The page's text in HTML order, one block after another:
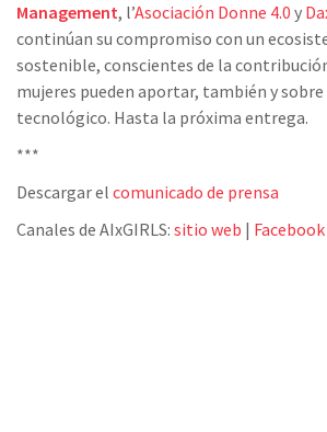
Management, l’Asociación Donne 4.0 y
continúan su compromiso con un
sostenible, conscientes de la
mujeres pueden aportar, también y
tecnológico. Hasta la próxima entrega.
***
Descargar el comunicado de prensa
Canales de AIxGIRLS: sitio web | Facebook